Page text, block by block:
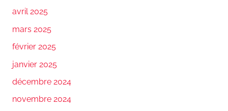
avril 2025
mars 2025
février 2025
janvier 2025
décembre 2024
novembre 2024